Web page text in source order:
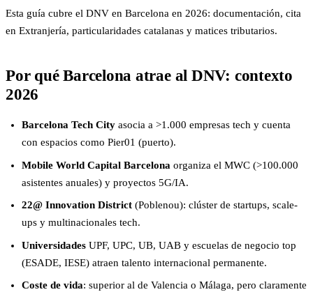
Esta guía cubre el DNV en Barcelona en 2026: documentación, cita
en Extranjería, particularidades catalanas y matices tributarios.
Por qué Barcelona atrae al DNV: contexto
2026
Barcelona Tech Cityasocia a >1.000 empresas tech y cuenta
con espacios como Pier01 (puerto).
Mobile World Capital Barcelona organiza el MWC (>100.000
asistentes anuales) y proyectos 5G/IA.
22@ Innovation District(Poblenou): clúster de startups, scale-
ups y multinacionales tech.
UniversidadesUPF, UPC, UB, UAB y escuelas de negocio top
(ESADE, IESE) atraen talento internacional permanente.
Coste de vida: superior al de Valencia o Málaga, pero claramente